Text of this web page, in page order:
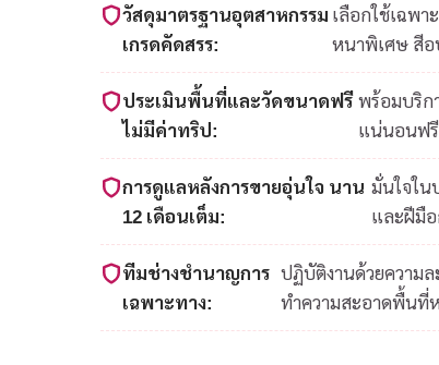
วัสดุมาตรฐานอุตสาหกรรม
เกรดคัดสรร:
เลือกใช้เฉพา
หนาพิเศษ สีอ
ประเมินพื้นที่และวัดขนาดฟรี
ไม่มีค่าทริป:
พร้อมบริก
แน่นอนฟ
การดูแลหลังการขายอุ่นใจ นาน
12 เดือนเต็ม:
มั่นใจใน
และฝีมือ
ทีมช่างชำนาญการ
เฉพาะทาง:
ปฏิบัติงานด้วยความ
ทำความสะอาดพื้นที่